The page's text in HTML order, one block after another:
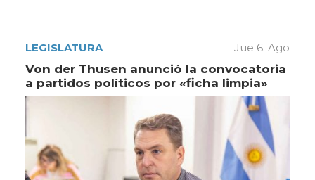
LEGISLATURA Jue 6. Ago
Von der Thusen anunció la convocatoria
a partidos políticos por «ficha limpia»